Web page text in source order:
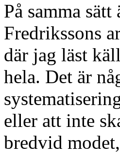
På samma sätt
Fredrikssons
där jag läst
hela. Det är
eller att inte
bredvid